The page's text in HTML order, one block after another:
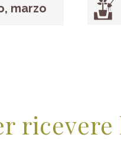
marzo
ricevere